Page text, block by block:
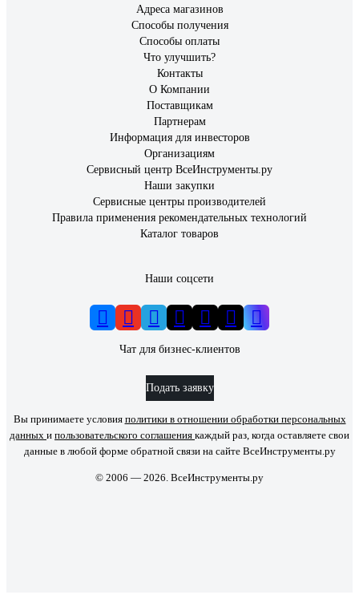
Адреса магазинов
Способы получения
Способы оплаты
Что улучшить?
Контакты
О Компании
Поставщикам
Партнерам
Информация для инвесторов
Организациям
Сервисный центр ВсеИнструменты.ру
Наши закупки
Сервисные центры производителей
Правила применения рекомендательных технологий
Каталог товаров
Наши соцсети
Чат для бизнес-клиентов
Подать заявку
Вы принимаете условия политики в отношении обработки персональных
данных и пользовательского соглашения каждый раз, когда оставляете свои
данные в любой форме обратной связи на сайте ВсеИнструменты.ру
© 2006 — 2026. ВсеИнструменты.ру